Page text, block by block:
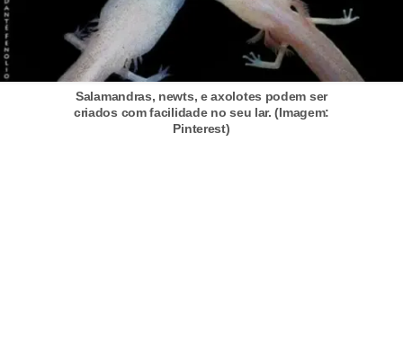
Salamandras, newts, e axolotes podem ser
criados com facilidade no seu lar. (Imagem:
Pinterest)
s
G
a